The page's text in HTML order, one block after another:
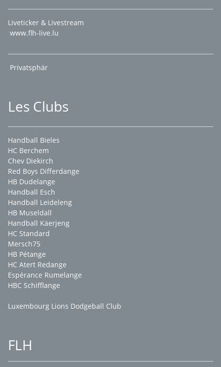
Liveticker & Livestream
www.flh-live.lu
Privatsphär
Les Clubs
Handball Bieles
HC Berchem
Chev Diekirch
Red Boys Differdange
HB Dudelange
Handball Esch
Handball Leideleng
HB Museldall
Handball Käerjeng
HC Standard
Mersch75
HB Pétange
HC Atert Redange
Espérance Rumelange
HBC Schifflange
Luxembourg Lions Dodgeball Club
FLH